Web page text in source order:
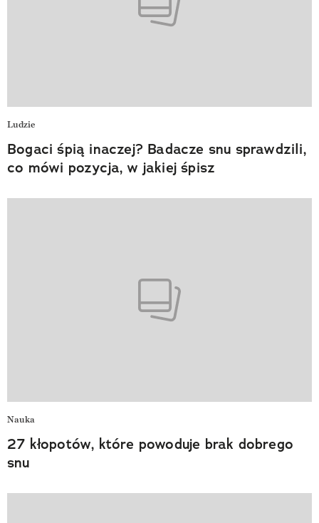
Ludzie
Bogaci śpią inaczej? Badacze snu sprawdzili,
co mówi pozycja, w jakiej śpisz
Nauka
27 kłopotów, które powoduje brak dobrego
snu